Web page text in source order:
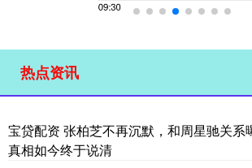
热点资讯
宝贷配资 张柏芝不再沉默，和周星驰关系
真相如今终于说清